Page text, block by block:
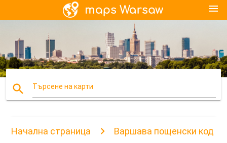
menu
search Търсене на карти
Начална страница Варшава пощенски код